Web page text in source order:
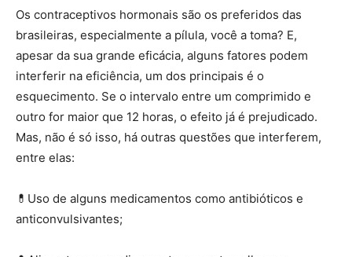
Os contraceptivos hormonais são os preferidos das
brasileiras, especialmente a pílula, você a toma? E,
apesar da sua grande eficácia, alguns fatores podem
interferir na eficiência, um dos principais é o
esquecimento. Se o intervalo entre um comprimido e
outro for maior que 12 horas, o efeito já é prejudicado.
Mas, não é só isso, há outras questões que interferem,
entre elas:
💊 Uso de alguns medicamentos como antibióticos e
anticonvulsivantes;